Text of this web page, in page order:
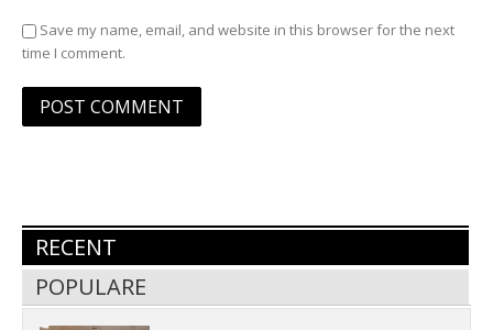
Save my name, email, and website in this browser for the next
time I comment.
RECENT
POPULARE